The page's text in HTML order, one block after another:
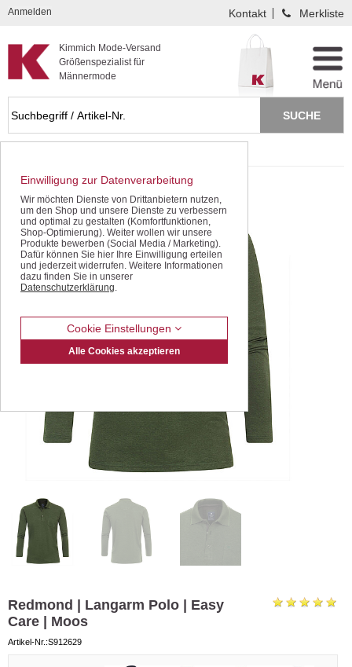
Kompletten Head der Seite überspringen
Kimmich Mode-Versand
Größenspezialist für
Männermode
Anmelden Kontakt Merkliste
Redmond | Langarm Polo | Easy
Care | Moos
Artikel-Nr.:S912629
Einwilligung zur Datenverarbeitung
Wir möchten Dienste von Drittanbietern nutzen,
um den Shop und unsere Dienste zu verbessern
und optimal zu gestalten (Komfortfunktionen,
Shop-Optimierung). Weiter wollen wir unsere
Produkte bewerben (Social Media / Marketing).
Dafür können Sie hier Ihre Einwilligung erteilen
und jederzeit widerrufen. Weitere Informationen
dazu finden Sie in unserer
Datenschutzerklärung.
Cookie Einstellungen
Alle Cookies akzeptieren